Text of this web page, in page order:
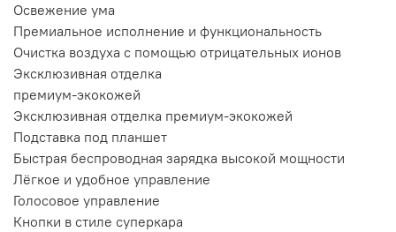
Освежение ума
Премиальное исполнение и функциональность
Очистка воздуха с помощью отрицательных ионов
Эксклюзивная отделка
премиум-экокожей
Эксклюзивная отделка премиум-экокожей
Подставка под планшет
Быстрая беспроводная зарядка высокой мощности
Лёгкое и удобное управление
Голосовое управление
Кнопки в стиле суперкара